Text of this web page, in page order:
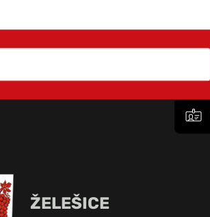
ŽELEŠICE